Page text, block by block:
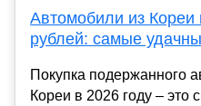
Автомобили из
рублей: самые
Покупка подержанного
Кореи в 2026 году – это